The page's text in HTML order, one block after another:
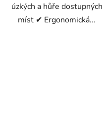
úzkých a hůře dostupných
míst ✔ Ergonomická...